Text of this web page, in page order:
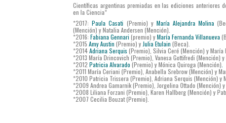
Científicas argentinas premiadas en las ediciones anteriores
en la Ciencia”
*2017:Paula Casati (Premio) y María Alejandra Molina
(Mención) y Natalia Andersen (Mención).
*2016: Fabiana Gennari (premio) yMaría Fernanda Villanueva
*2015 Amy Austin (Premio) y Julia Etulain (Beca).
*2014Adriana Serquis (Premio), Silvia Ceré (Mención) y María
*2013 María Drincovich (Premio), Vanesa Gottifredi (Mención)
*2012 Patricia Alvarado (Premio) y Mónica Quiroga (Mención)
*2011 María Ceriani (Premio), Anabella Srebrow (Mención) y
*2010 Patricia Trissera (Premio), Adriana Serquis (Mención) y
*2009 Andrea Gamarnik (Premio), Jorgelina Ottado (Mención)
*2008 Liliana Forzani (Premio), Karen Hallberg (Mención) y
*2007 Cecilia Bouzat (Premio).